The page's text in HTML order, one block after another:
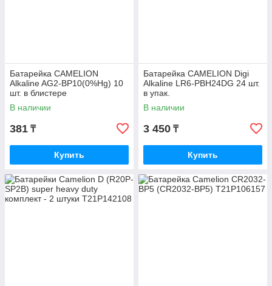
Батарейка CAMELION
Alkaline AG2-BP10(0%Hg) 10
шт. в блистере
В наличии
381 ₸
Купить
Батарейка CAMELION Digi
Alkaline LR6-PBH24DG 24 шт.
в упак.
В наличии
3 450 ₸
Купить